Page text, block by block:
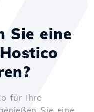
Sie eine
für Ihre